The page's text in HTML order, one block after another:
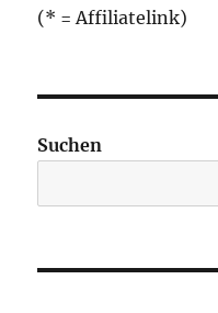
(* = Affiliatelink)
Suchen